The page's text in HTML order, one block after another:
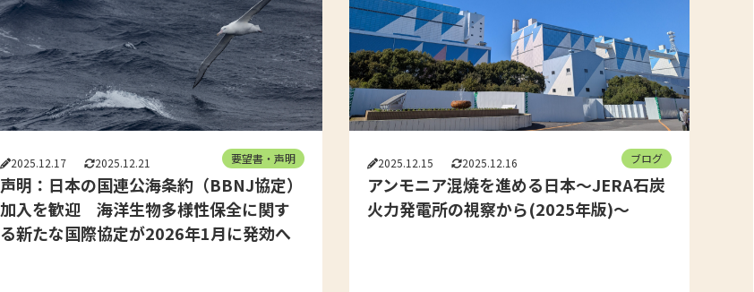
2025.12.17 2025.12.21 要望書・声明
声明：日本の国連公海条約（BBNJ協定）
加入を歓迎 海洋生物多様性保全に関す
る新たな国際協定が2026年1月に発効へ
2025.12.15 2025.12.16 ブログ
アンモニア混焼を進める日本〜JERA石炭
火力発電所の視察から(2025年版)〜